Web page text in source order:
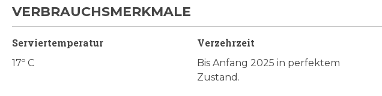
VERBRAUCHSMERKMALE
Serviertemperatur
17º C
Verzehrzeit
Bis Anfang 2025 in perfektem
Zustand.